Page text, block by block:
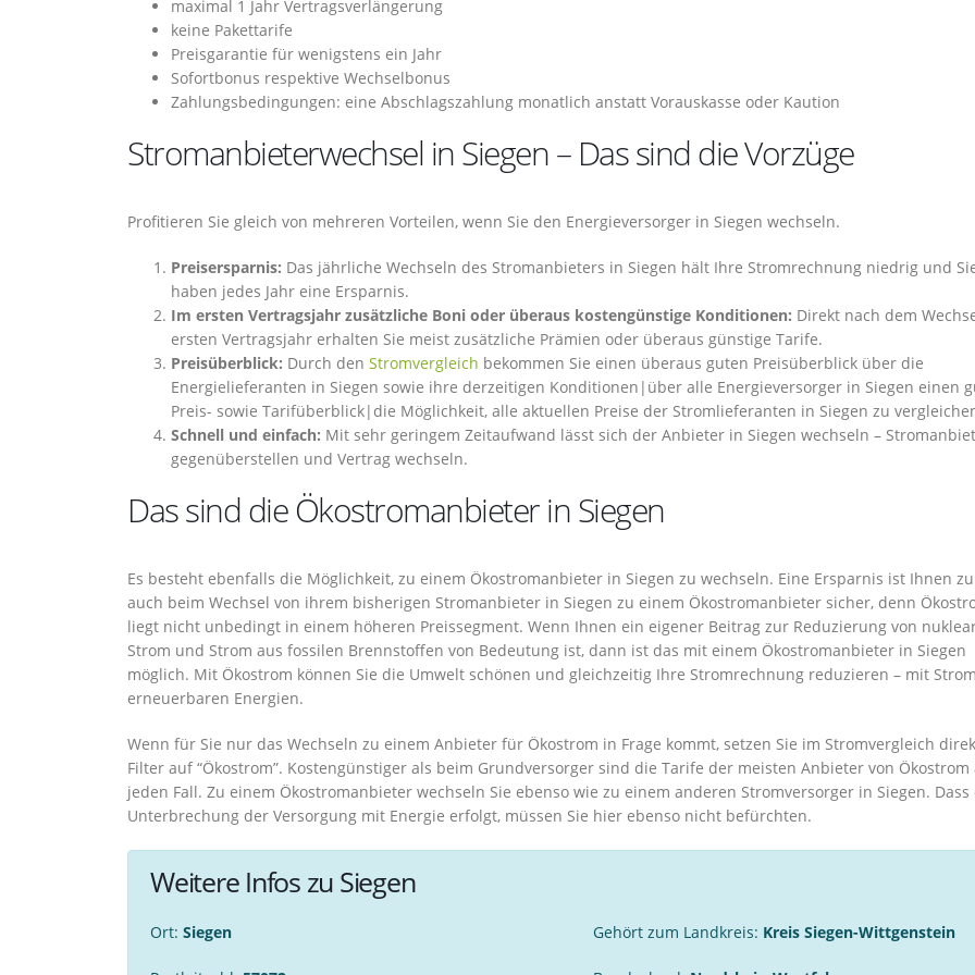
maximal 1 Jahr Vertragsverlängerung
keine Pakettarife
Preisgarantie für wenigstens ein Jahr
Sofortbonus respektive Wechselbonus
Zahlungsbedingungen: eine Abschlagszahlung monatlich anstatt Vorauskasse oder Kaution
Stromanbieterwechsel in Siegen – Das sind die Vorzüge
Profitieren Sie gleich von mehreren Vorteilen, wenn Sie den Energieversorger in Siegen wechseln.
Preisersparnis: Das jährliche Wechseln des Stromanbieters in Siegen hält Ihre Stromrechnung niedrig und
haben jedes Jahr eine Ersparnis.
Im ersten Vertragsjahr zusätzliche Boni oder überaus kostengünstige Konditionen: Direkt nach dem
ersten Vertragsjahr erhalten Sie meist zusätzliche Prämien oder überaus günstige Tarife.
Preisüberblick: Durch den Stromvergleich bekommen Sie einen überaus guten Preisüberblick über die
Energielieferanten in Siegen sowie ihre derzeitigen Konditionen|über alle Energieversorger in Siegen einen
Preis- sowie Tarifüberblick|die Möglichkeit, alle aktuellen Preise der Stromlieferanten in Siegen zu
Schnell und einfach: Mit sehr geringem Zeitaufwand lässt sich der Anbieter in Siegen wechseln –
gegenüberstellen und Vertrag wechseln.
Das sind die Ökostromanbieter in Siegen
Es besteht ebenfalls die Möglichkeit, zu einem Ökostromanbieter in Siegen zu wechseln. Eine Ersparnis ist Ihnen
auch beim Wechsel von ihrem bisherigen Stromanbieter in Siegen zu einem Ökostromanbieter sicher, denn
liegt nicht unbedingt in einem höheren Preissegment. Wenn Ihnen ein eigener Beitrag zur Reduzierung von
Strom und Strom aus fossilen Brennstoffen von Bedeutung ist, dann ist das mit einem Ökostromanbieter in Siegen
möglich. Mit Ökostrom können Sie die Umwelt schönen und gleichzeitig Ihre Stromrechnung reduzieren – mit
erneuerbaren Energien.
Wenn für Sie nur das Wechseln zu einem Anbieter für Ökostrom in Frage kommt, setzen Sie im Stromvergleich
Filter auf “Ökostrom”. Kostengünstiger als beim Grundversorger sind die Tarife der meisten Anbieter von Ökostrom
jeden Fall. Zu einem Ökostromanbieter wechseln Sie ebenso wie zu einem anderen Stromversorger in Siegen. Dass
Unterbrechung der Versorgung mit Energie erfolgt, müssen Sie hier ebenso nicht befürchten.
Weitere Infos zu Siegen
Ort: Siegen Gehört zum Landkreis: Kreis Siegen-Wittgenstein